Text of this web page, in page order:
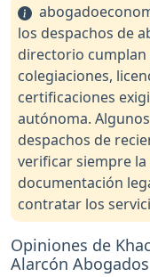
los despachos de
directorio cumplan
colegiaciones,
certificaciones
autónoma.
despachos de
verificar siempre
documentación
contratar los
Opiniones de
Alarcón Abogados